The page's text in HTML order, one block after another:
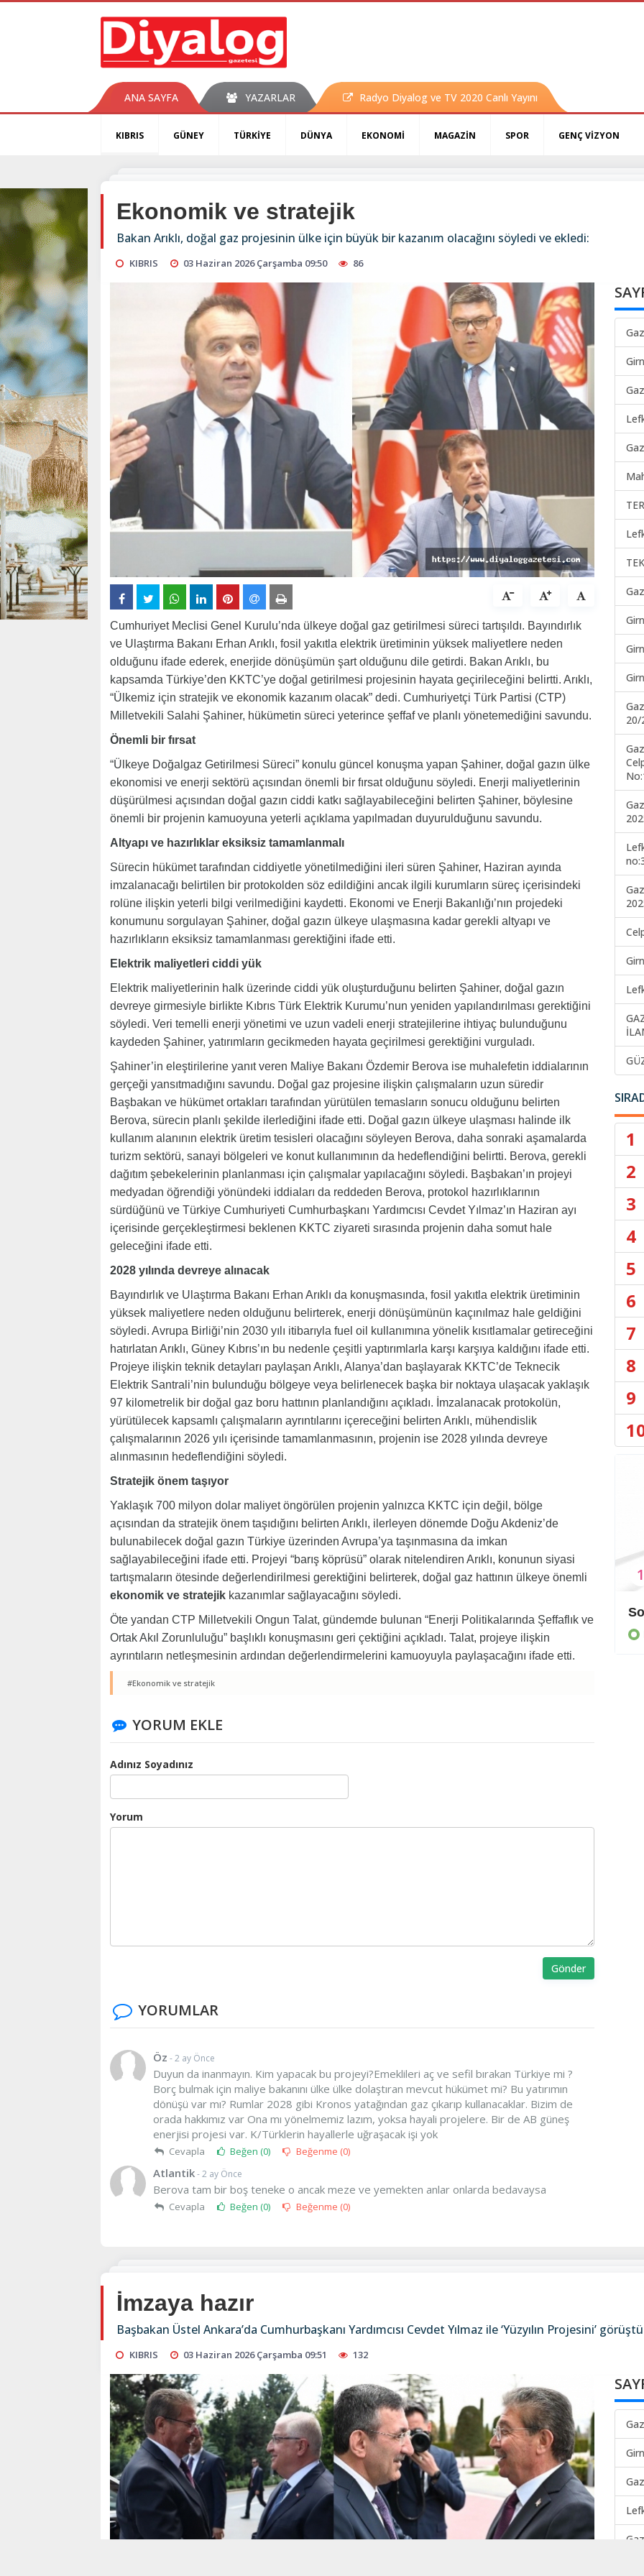
ANA SAYFA YAZARLAR Radyo Diyalog ve TV 2020 Canlı Yayını
KIBRIS GÜNEY TÜRKİYE DÜNYA EKONOMİ MAGAZİN SPOR GENÇ VİZYON
Ekonomik ve stratejik
Bakan Arıklı, doğal gaz projesinin ülke için büyük bir kazanım olacağını söyledi ve ekledi:
KIBRIS 03 Haziran 2026 Çarşamba 09:50 86
Cumhuriyet Meclisi Genel Kurulu’nda ülkeye doğal gaz getirilmesi süreci tartışıldı. Bayındırlık
ve Ulaştırma Bakanı Erhan Arıklı, fosil yakıtla elektrik üretiminin yüksek maliyetlere neden
olduğunu ifade ederek, enerjide dönüşümün şart olduğunu dile getirdi. Bakan Arıklı, bu
kapsamda Türkiye’den KKTC’ye doğal getirilmesi projesinin hayata geçirileceğini belirtti. Arıklı,
“Ülkemiz için stratejik ve ekonomik kazanım olacak” dedi. Cumhuriyetçi Türk Partisi (CTP)
Milletvekili Salahi Şahiner, hükümetin süreci yeterince şeffaf ve planlı yönetemediğini savundu.
Önemli bir fırsat
“Ülkeye Doğalgaz Getirilmesi Süreci” konulu güncel konuşma yapan Şahiner, doğal gazın ülke
ekonomisi ve enerji sektörü açısından önemli bir fırsat olduğunu söyledi. Enerji maliyetlerinin
düşürülmesi açısından doğal gazın ciddi katkı sağlayabileceğini belirten Şahiner, böylesine
önemli bir projenin kamuoyuna yeterli açıklama yapılmadan duyurulduğunu savundu.
Altyapı ve hazırlıklar eksiksiz tamamlanmalı
Sürecin hükümet tarafından ciddiyetle yönetilmediğini ileri süren Şahiner, Haziran ayında
imzalanacağı belirtilen bir protokolden söz edildiğini ancak ilgili kurumların süreç içerisindeki
rolüne ilişkin yeterli bilgi verilmediğini kaydetti. Ekonomi ve Enerji Bakanlığı’nın projedeki
konumunu sorgulayan Şahiner, doğal gazın ülkeye ulaşmasına kadar gerekli altyapı ve
hazırlıkların eksiksiz tamamlanması gerektiğini ifade etti.
Elektrik maliyetleri ciddi yük
Elektrik maliyetlerinin halk üzerinde ciddi yük oluşturduğunu belirten Şahiner, doğal gazın
devreye girmesiyle birlikte Kıbrıs Türk Elektrik Kurumu’nun yeniden yapılandırılması gerektiğini
söyledi. Veri temelli enerji yönetimi ve uzun vadeli enerji stratejilerine ihtiyaç bulunduğunu
kaydeden Şahiner, yatırımların gecikmeden hayata geçirilmesi gerektiğini vurguladı.
Şahiner’in eleştirilerine yanıt veren Maliye Bakanı Özdemir Berova ise muhalefetin iddialarının
gerçeği yansıtmadığını savundu. Doğal gaz projesine ilişkin çalışmaların uzun süredir
Başbakan ve hükümet ortakları tarafından yürütülen temasların sonucu olduğunu belirten
Berova, sürecin planlı şekilde ilerlediğini ifade etti. Doğal gazın ülkeye ulaşması halinde ilk
kullanım alanının elektrik üretim tesisleri olacağını söyleyen Berova, daha sonraki aşamalarda
turizm sektörü, sanayi bölgeleri ve konut kullanımının da hedeflendiğini belirtti. Berova, gerekli
dağıtım şebekelerinin planlanması için çalışmalar yapılacağını söyledi. Başbakan’ın projeyi
medyadan öğrendiği yönündeki iddiaları da reddeden Berova, protokol hazırlıklarının
sürdüğünü ve Türkiye Cumhuriyeti Cumhurbaşkanı Yardımcısı Cevdet Yılmaz’ın Haziran ayı
içerisinde gerçekleştirmesi beklenen KKTC ziyareti sırasında projenin daha somut hale
geleceğini ifade etti.
2028 yılında devreye alınacak
Bayındırlık ve Ulaştırma Bakanı Erhan Arıklı da konuşmasında, fosil yakıtla elektrik üretiminin
yüksek maliyetlere neden olduğunu belirterek, enerji dönüşümünün kaçınılmaz hale geldiğini
söyledi. Avrupa Birliği’nin 2030 yılı itibarıyla fuel oil kullanımına yönelik kısıtlamalar getireceğini
hatırlatan Arıklı, Güney Kıbrıs’ın bu nedenle çeşitli yaptırımlarla karşı karşıya kaldığını ifade etti.
Projeye ilişkin teknik detayları paylaşan Arıklı, Alanya’dan başlayarak KKTC’de Teknecik
Elektrik Santrali’nin bulunduğu bölgeye veya belirlenecek başka bir noktaya ulaşacak yaklaşık
97 kilometrelik bir doğal gaz boru hattının planlandığını açıkladı. İmzalanacak protokolün,
yürütülecek kapsamlı çalışmaların ayrıntılarını içereceğini belirten Arıklı, mühendislik
çalışmalarının 2026 yılı içerisinde tamamlanmasının, projenin ise 2028 yılında devreye
alınmasının hedeflendiğini söyledi.
Stratejik önem taşıyor
Yaklaşık 700 milyon dolar maliyet öngörülen projenin yalnızca KKTC için değil, bölge
açısından da stratejik önem taşıdığını belirten Arıklı, ilerleyen dönemde Doğu Akdeniz’de
bulunabilecek doğal gazın Türkiye üzerinden Avrupa’ya taşınmasına da imkan
sağlayabileceğini ifade etti. Projeyi “barış köprüsü” olarak nitelendiren Arıklı, konunun siyasi
tartışmaların ötesinde değerlendirilmesi gerektiğini belirterek, doğal gaz hattının ülkeye önemli
ekonomik ve stratejik kazanımlar sağlayacağını söyledi.
Öte yandan CTP Milletvekili Ongun Talat, gündemde bulunan “Enerji Politikalarında Şeffaflık ve
Ortak Akıl Zorunluluğu” başlıklı konuşmasını geri çektiğini açıkladı. Talat, projeye ilişkin
ayrıntıların netleşmesinin ardından değerlendirmelerini kamuoyuyla paylaşacağını ifade etti.
#Ekonomik ve stratejik
YORUM EKLE
Adınız Soyadınız
Yorum
Gönder
YORUMLAR
Öz - 2 ay Önce
Duyun da inanmayın. Kim yapacak bu projeyi?Emeklileri aç ve sefil bırakan Türkiye mi ?
Borç bulmak için maliye bakanını ülke ülke dolaştıran mevcut hükümet mi? Bu yatırımın
dönüşü var mı? Rumlar 2028 gibi Kronos yatağından gaz çıkarıp kullanacaklar. Bizim de
orada hakkımız var Ona mı yönelmemiz lazım, yoksa hayali projelere. Bir de AB güneş
enerjisi projesi var. K/Türklerin hayallerle uğraşacak işi yok
Cevapla Beğen (0) Beğenme (0)
Atlantik- 2 ay Önce
Berova tam bir boş teneke o ancak meze ve yemekten anlar onlarda bedavaysa
Cevapla Beğen (0) Beğenme (0)
20/
1
2
3
4
5
6
7
8
9
Cezaevine gönderildi
KIBRIS
1
İmzaya hazır
Başbakan Üstel Ankara’da Cumhurbaşkanı Yardımcısı Cevdet Yılmaz ile ‘Yüzyılın Projesini’ görüştü
KIBRIS 03 Haziran 2026 Çarşamba 09:51 132